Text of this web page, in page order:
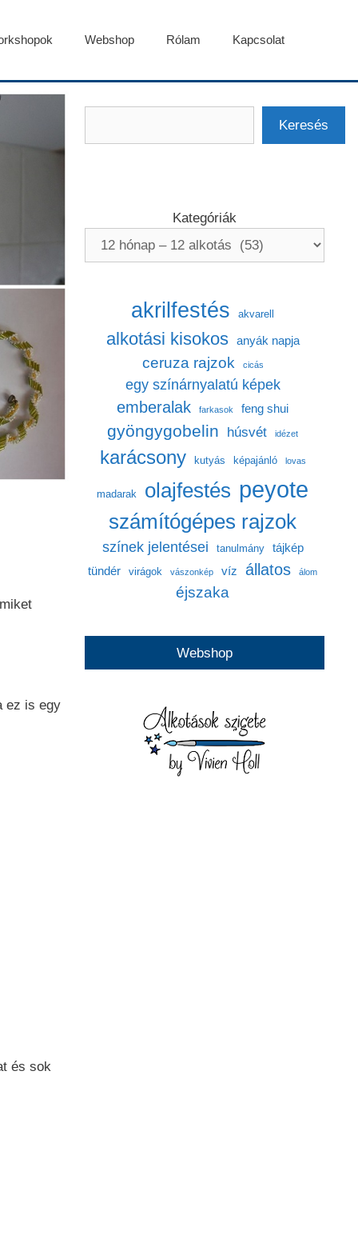
Webshop Rólam Kapcsolat
ez is egy
és sok
Keresés
Kategóriák
akrilfestés akvarell
alkotási kisokos anyák napja
ceruza rajzok cicás
egy színárnyalatú képek
emberalak farkasok feng shui
gyöngygobelin húsvét idézet
karácsony kutyás képajánló lovas
madarak olajfestés peyote
számítógépes rajzok
színek jelentései tanulmány
tájkép
tündér
virágok vászonkép víz állatos álom
éjszaka
Webshop